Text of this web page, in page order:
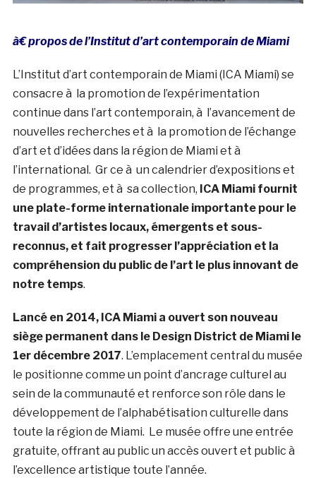
à€ propos de l’Institut d’art contemporain de Miami
L’Institut d’art contemporain de Miami (ICA Miami) se
consacre à la promotion de l’expérimentation
continue dans l’art contemporain, à l’avancement de
nouvelles recherches et à la promotion de l’échange
d’art et d’idées dans la région de Miami et à
l’international. Gr ce à un calendrier d’expositions et
de programmes, et à sa collection, ICA Miami fournit
une plate-forme internationale importante pour le
travail d’artistes locaux, émergents et sous-
reconnus, et fait progresser l’appréciation et la
compréhension du public de l’art le plus innovant de
notre temps.
Lancé en 2014, ICA Miami a ouvert son nouveau
siège permanent dans le Design District de Miami le
1er décembre 2017. L’emplacement central du musée
le positionne comme un point d’ancrage culturel au
sein de la communauté et renforce son rôle dans le
développement de l’alphabétisation culturelle dans
toute la région de Miami. Le musée offre une entrée
gratuite, offrant au public un accès ouvert et public à
l’excellence artistique toute l’année.